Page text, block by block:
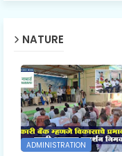
NATURE
ADMINISTRATION